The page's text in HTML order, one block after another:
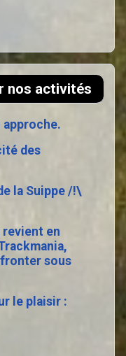
nos activités
approche.
des
la Suippe /!\
revient en
sous
le plaisir :